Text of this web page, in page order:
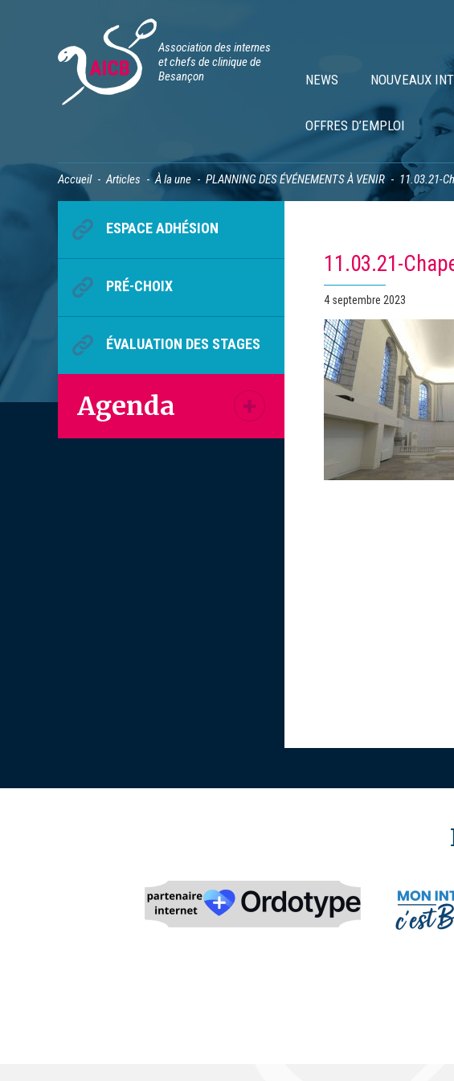
Association des internes
et chefs de clinique de
Besançon
NEWS NOUVEAUX
OFFRES D’EMPLOI
Accueil Articles À la une PLANNING DES ÉVÉNEMENTS À VENIR 11.03.21-
ESPACE ADHÉSION
PRÉ-CHOIX
ÉVALUATION DES STAGES
Agenda
11.03.21-
Publié
4 septembre 2023